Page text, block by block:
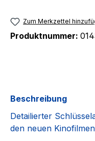
Zum Merkzettel
Produktnummer:
Beschreibung
Detailierter
den neuen